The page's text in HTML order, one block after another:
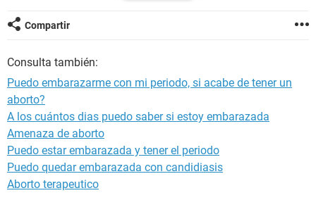
intentarlo de nuevo?
Compartir
Consulta también:
Puedo embarazarme con mi periodo, si acabe de tener un
aborto?
A los cuántos dias puedo saber si estoy embarazada
Amenaza de aborto
Puedo estar embarazada y tener el periodo
Puedo quedar embarazada con candidiasis
Aborto terapeutico